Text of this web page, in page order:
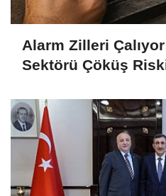
Alarm Zilleri
Sektörü Çöküş